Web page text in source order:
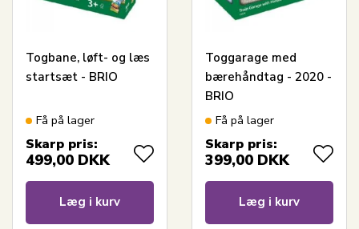
Togbane, løft- og læs
startsæt - BRIO
Få på lager
Skarp pris:
499,00 DKK
Læg i kurv
Toggarage med
bærehåndtag - 2020 -
BRIO
Få på lager
Skarp pris:
399,00 DKK
Læg i kurv